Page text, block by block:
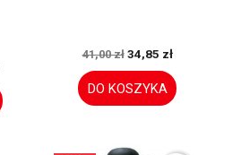
41,00 zł 34,85 zł
DO KOSZYKA